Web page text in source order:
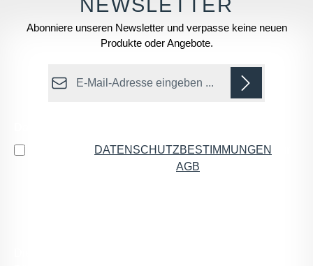
Abonniere unseren Newsletter und verpasse keine neuen
Produkte oder Angebote.
E-Mail-Adresse*
DATENSCHUTZBESTIMMUNGEN
AGB